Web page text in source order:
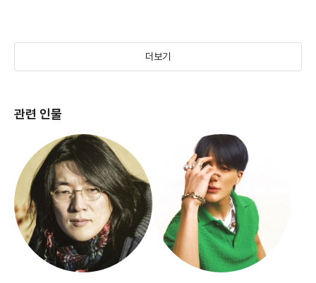
엄마의 공책
(2017)
더보기
관련 인물